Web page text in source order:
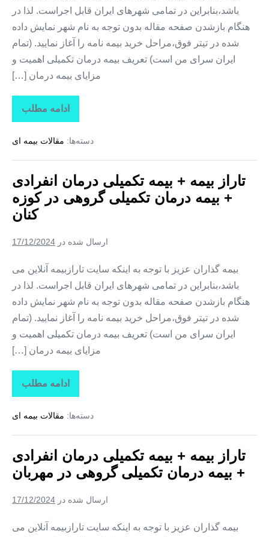
باشد،بنابراین در تمامی شهرهای ایران قابل اجراست. لذا در
هنگام بازشدن صفحه مقاله بدون توجه به نام شهر نمایش داده
شده در تیتر فوق،مراحل خرید بیمه نامه را آغاز نمایید. (تمام
ایران سرای من است) تعریف بیمه درمان تکمیلی اهمیت و
مزایای بیمه درمان […]
ادامه مطلب
تاراز
بیمه
بیمه
درمان
+
بیمه
درمان
تکمیلی
گروهی
کلوانق
دسته‌ها: مقالات بیمه ای
تاراز بیمه + بیمه تکمیلی درمان انفرادی
+ بیمه درمان تکمیلی گروهی در کوزه
کنان
ارسال شده در 17/12/2024
بیمه گذاران عزیز با توجه به اینکه سایت تارازبیمه آنلاین می
باشد،بنابراین در تمامی شهرهای ایران قابل اجراست. لذا در
هنگام بازشدن صفحه مقاله بدون توجه به نام شهر نمایش داده
شده در تیتر فوق،مراحل خرید بیمه نامه را آغاز نمایید. (تمام
ایران سرای من است) تعریف بیمه درمان تکمیلی اهمیت و
مزایای بیمه درمان […]
ادامه مطلب
تاراز
بیمه
بیمه
درمان
+
بیمه
درمان
تکمیلی
در
کنان
دسته‌ها: مقالات بیمه ای
تاراز بیمه + بیمه تکمیلی درمان انفرادی
+ بیمه درمان تکمیلی گروهی در مهربان
ارسال شده در 17/12/2024
بیمه گذاران عزیز با توجه به اینکه سایت تارازبیمه آنلاین می